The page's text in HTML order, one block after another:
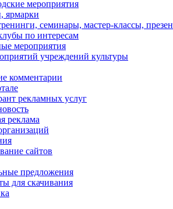
мероприятия
ярмарки
семинары, мастер-классы,
по интересам
мероприятия
учреждений культуры
комментарии
рекламных услуг
реклама
сайтов
предложения
для скачивания